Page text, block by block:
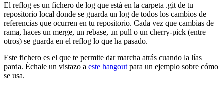
El reflog es un fichero de log que está en la carpeta .git de tu
repositorio local donde se guarda un log de todos los cambios de
referencias que ocurren en tu repositorio. Cada vez que cambias de
rama, haces un merge, un rebase, un pull o un cherry-pick (entre
otros) se guarda en el reflog lo que ha pasado.
Este fichero es el que te permite dar marcha atrás cuando la lías
parda. Échale un vistazo a este hangout para un ejemplo sobre cómo
se usa.